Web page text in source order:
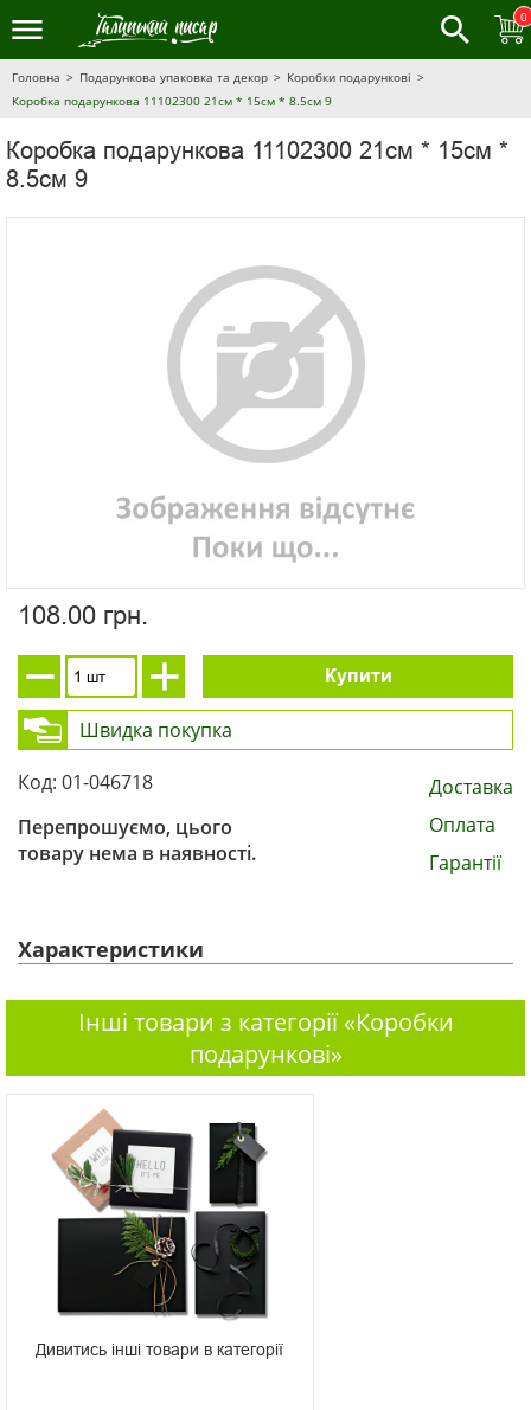
0
Головна Подарункова упаковка та декор
Коробки подарункові
Коробка подарункова 11102300 21см * 15см * 8.5см 9
Коробка подарункова 11102300 21см * 15см *
8.5см 9
108.00 грн.
Купити
Швидка покупка
Код: 01-046718
Перепрошуємо, цього
товару нема в наявності.
Доставка
Оплата
Гарантії
Характеристики
Інші товари з категорії «Коробки
подарункові»
Дивитись інші товари в категорії